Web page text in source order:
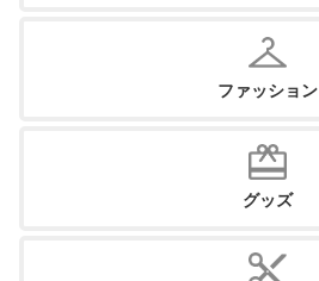
ファッション
グッズ